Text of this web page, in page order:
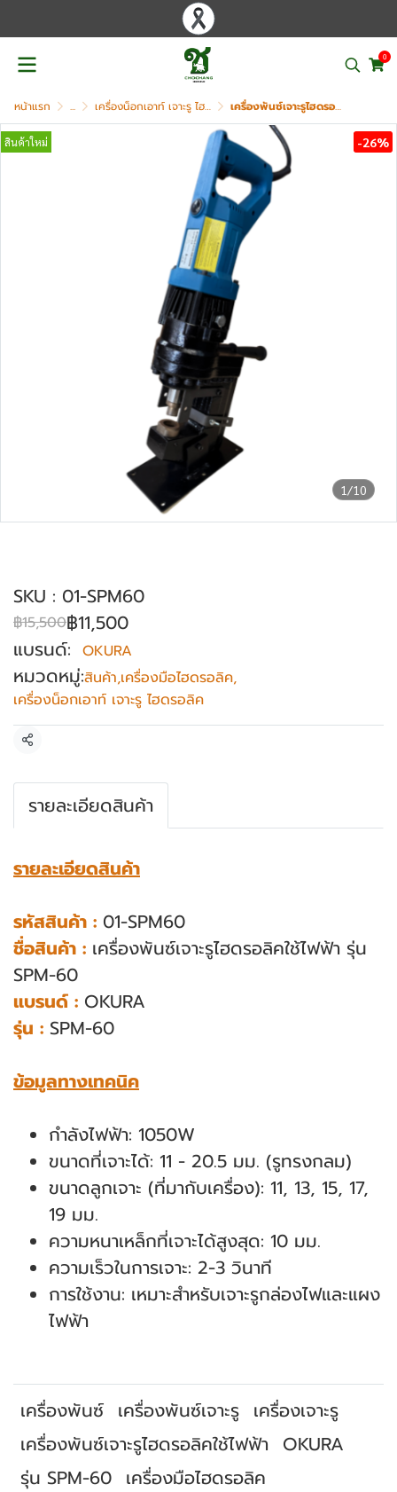
0
หน้าแรก ... เครื่องน็อกเอาท์ เจาะรู ไฮดรอลิค เครื่องพันซ์เจาะรูไฮดรอลิคใช้ไฟฟ้า OKURA รุ่น SPM-60
1/10
สินค้าใหม่ -26%
SKU : 01-SPM60
฿15,500฿11,500
แบรนด์: OKURA
หมวดหมู่:สินค้า,เครื่องมือไฮดรอลิค,
เครื่องน็อกเอาท์ เจาะรู ไฮดรอลิค
แชร์
รายละเอียดสินค้า
รายละเอียดสินค้า
รหัสสินค้า : 01-SPM60
ชื่อสินค้า : เครื่องพันซ์เจาะรูไฮดรอลิคใช้ไฟฟ้า รุ่น
SPM-60
แบรนด์ : OKURA
รุ่น : SPM-60
ข้อมูลทางเทคนิค
กำลังไฟฟ้า: 1050W
ขนาดที่เจาะได้: 11 - 20.5 มม. (รูทรงกลม)
ขนาดลูกเจาะ (ที่มากับเครื่อง): 11, 13, 15, 17,
19 มม.
ความหนาเหล็กที่เจาะได้สูงสุด: 10 มม.
ความเร็วในการเจาะ: 2-3 วินาที
การใช้งาน: เหมาะสำหรับเจาะรูกล่องไฟและแผง
ไฟฟ้า
เครื่องพันซ์ เครื่องพันซ์เจาะรู เครื่องเจาะรู
เครื่องพันซ์เจาะรูไฮดรอลิคใช้ไฟฟ้า OKURA
รุ่น SPM-60 เครื่องมือไฮดรอลิค